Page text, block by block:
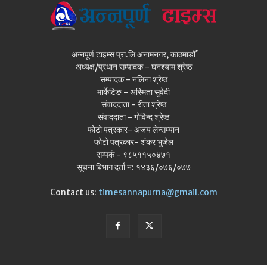
अन्नपूर्ण टाइम्स प्रा.लि अनामनगर, काठमाडौँ
अध्यक्ष/प्रधान सम्पादक - घनश्याम श्रेष्ठ
सम्पादक - नलिना श्रेष्ठ
मार्केटिङ - अस्मिता सुवेदी
संवाददाता - रीता श्रेष्ठ
संवाददाता - गोविन्द श्रेष्ठ
फोटो पत्रकार- अजय लेन्सम्यान
फोटो पत्रकार- शंकर भुजेल
सम्पर्क - ९८५११५०४७१
सूचना बिभाग दर्ता न: १४३६/०७६/०७७
Contact us: timesannapurna@gmail.com